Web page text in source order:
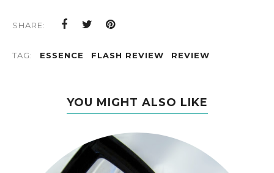
SHARE:
TAG: ESSENCE FLASH REVIEW REVIEW
YOU MIGHT ALSO LIKE